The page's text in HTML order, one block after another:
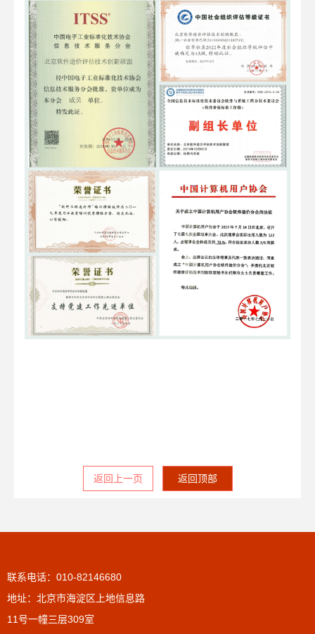
返回上一页 返回顶部
联系电话：010-82146680
地址：北京市海淀区上地信息路
11号一幢三层309室